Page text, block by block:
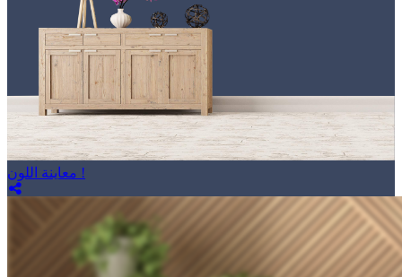
معاينة اللون !